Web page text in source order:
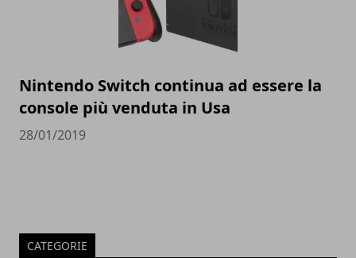
Nintendo Switch continua ad essere la
console più venduta in Usa
28/01/2019
CATEGORIE